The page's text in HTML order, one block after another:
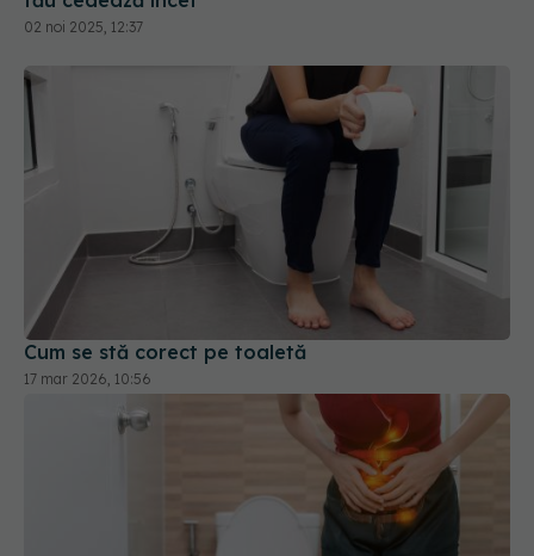
02 noi 2025, 12:37
Cum se stă corect pe toaletă
17 mar 2026, 10:56